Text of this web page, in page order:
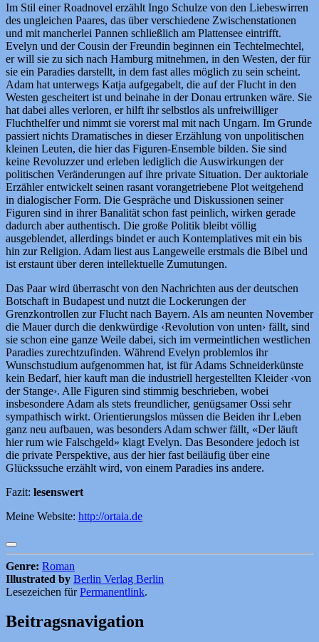
Im Stil einer Roadnovel erzählt Ingo Schulze von den Liebeswirren
des ungleichen Paares, das über verschiedene Zwischenstationen
und mit mancherlei Pannen schließlich am Plattensee eintrifft.
Evelyn und der Cousin der Freundin beginnen ein Techtelmechtel,
er will sie zu sich nach Hamburg mitnehmen, in den Westen, der für
sie ein Paradies darstellt, in dem fast alles möglich zu sein scheint.
Adam hat unterwegs Katja aufgegabelt, die auf der Flucht in den
Westen gescheitert ist und beinahe in der Donau ertrunken wäre. Sie
hat dabei alles verloren, er hilft ihr selbstlos als unfreiwilliger
Fluchthelfer und nimmt sie vorerst mal mit nach Ungarn. Im Grunde
passiert nichts Dramatisches in dieser Erzählung von unpolitischen
kleinen Leuten, die hier das Figuren-Ensemble bilden. Sie sind
keine Revoluzzer und erleben lediglich die Auswirkungen der
politischen Veränderungen auf ihre private Situation. Der auktoriale
Erzähler entwickelt seinen rasant vorangetriebene Plot weitgehend
in dialogischer Form. Die Gespräche und Diskussionen seiner
Figuren sind in ihrer Banalität schon fast peinlich, wirken gerade
dadurch aber authentisch. Die große Politik bleibt völlig
ausgeblendet, allerdings bindet er auch Kontemplatives mit ein bis
hin zur Religion. Adam liest aus Langeweile erstmals die Bibel und
ist erstaunt über deren intellektuelle Zumutungen.
Das Paar wird überrascht von den Nachrichten aus der deutschen
Botschaft in Budapest und nutzt die Lockerungen der
Grenzkontrollen zur Flucht nach Bayern. Als am neunten November
die Mauer durch die denkwürdige ‹Revolution von unten› fällt, sind
sie schon eine ganze Weile dabei, sich im vermeintlichen westlichen
Paradies zurechtzufinden. Während Evelyn problemlos ihr
Wunschstudium aufgenommen hat, ist für Adams Schneiderkünste
kein Bedarf, hier kauft man die industriell hergestellten Kleider ‹von
der Stange›. Alle Figuren sind stimmig beschrieben, wobei
insbesondere Adam als stets freundlicher, genügsamer Ossi sehr
sympathisch wirkt. Orientierungslos müssen die Beiden ihr Leben
ganz neu aufbauen, was besonders Adam schwer fällt, «Der läuft
hier rum wie Falschgeld» klagt Evelyn. Das Besondere jedoch ist
die private Perspektive, aus der hier fast beiläufig über eine
Glückssuche erzählt wird, von einem Paradies ins andere.
Fazit: lesenswert
Meine Website: http://ortaia.de
Genre: Roman
Illustrated by Berlin Verlag Berlin
Lesezeichen fürPermanentlink.
Beitragsnavigation